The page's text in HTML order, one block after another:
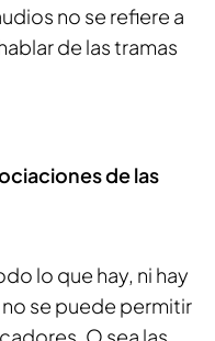
no se refiere a
de las tramas
de las
lo que hay, ni hay
se puede permitir